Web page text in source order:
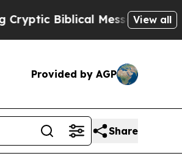
Biblical Messages on Social
View all
Provided by AGP
Share